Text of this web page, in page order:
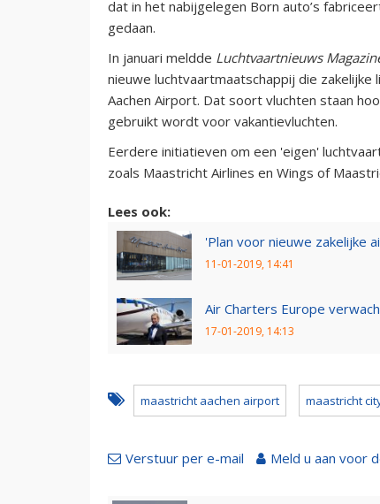
dat in het nabijgelegen Born auto’s
gedaan.
In januari meldde Luchtvaartnieuws
nieuwe luchtvaartmaatschappij die
Aachen Airport. Dat soort vluchten staan
gebruikt wordt voor vakantievluchten.
Eerdere initiatieven om een 'eigen'
zoals Maastricht Airlines en Wings of
Lees ook:
'Plan voor nieuwe zakelijke
11-01-2019, 14:41
Air Charters Europe
17-01-2019, 14:13
maastricht aachen airport maastricht
Verstuur per e-mail Meld u aan voor